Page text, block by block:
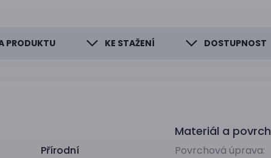
PRODUKTU KE STAŽENÍ DOSTUPNOST
Přírodní
Materiál a povrch
Povrchová úprava: